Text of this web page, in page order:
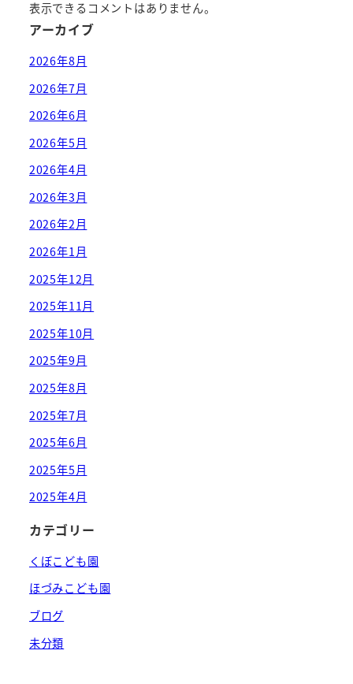
表示できるコメントはありません。
アーカイブ
2026年8月
2026年7月
2026年6月
2026年5月
2026年4月
2026年3月
2026年2月
2026年1月
2025年12月
2025年11月
2025年10月
2025年9月
2025年8月
2025年7月
2025年6月
2025年5月
2025年4月
カテゴリー
くぼこども園
ほづみこども園
ブログ
未分類